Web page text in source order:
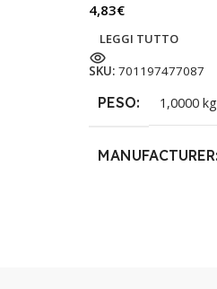
4,83€
LEGGI TUTTO
SKU: 701197477087
PESO 1,0000 kg
MANUFACTURER